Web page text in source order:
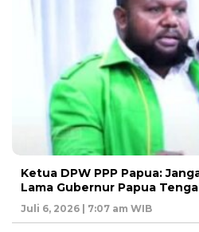
Ketua DPW PPP Papua:
Lama Gubernur Papua
Juli 6, 2026 | 7:07 am WIB